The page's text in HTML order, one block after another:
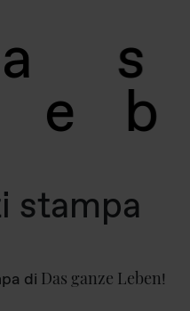
a s
e b
stampa
di Das ganze Leben!